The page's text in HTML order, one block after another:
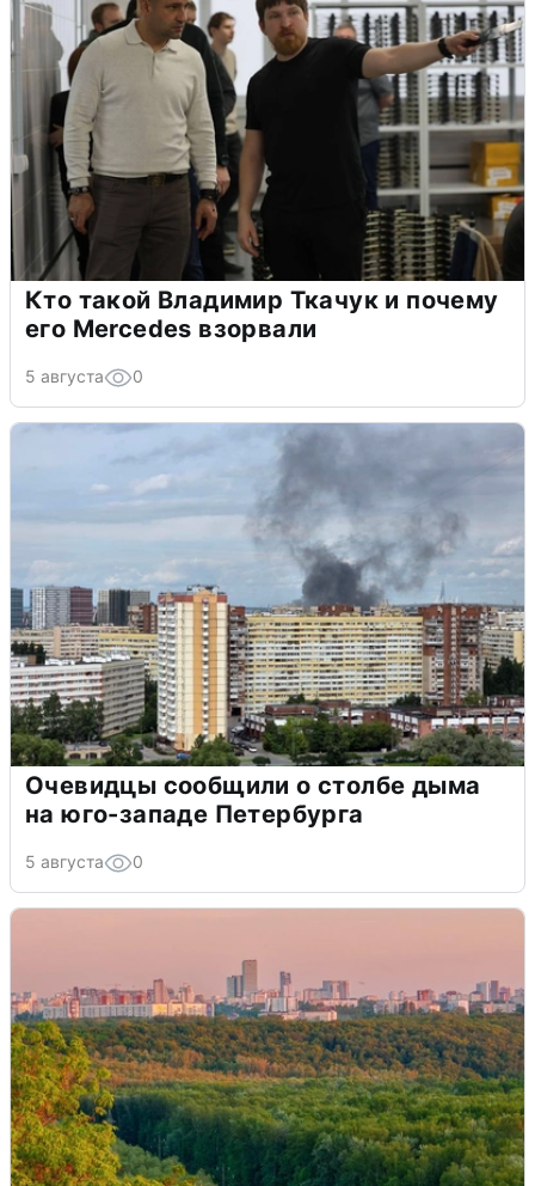
Кто такой Владимир Ткачук и почему
его Mercedes взорвали
5 августа 0
Очевидцы сообщили о столбе дыма
на юго-западе Петербурга
5 августа 0